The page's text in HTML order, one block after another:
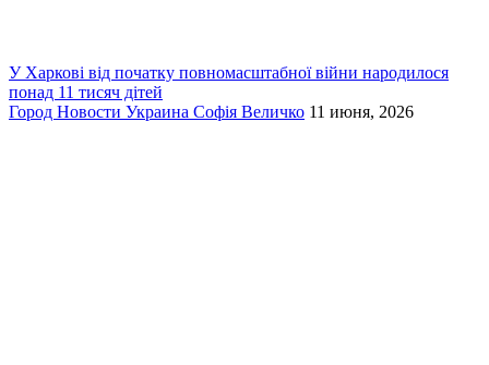
У Харкові від початку повномасштабної війни народилося
понад 11 тисяч дітей
Город Новости Украина Софія Величко 11 июня, 2026